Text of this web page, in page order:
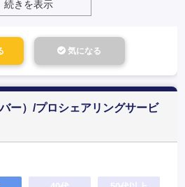
続きを表示
気になる
ー）/プロシェアリングサービ